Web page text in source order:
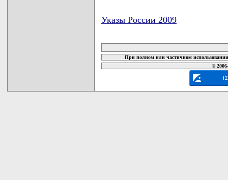
Указы России 2009
При полном или частичном
©